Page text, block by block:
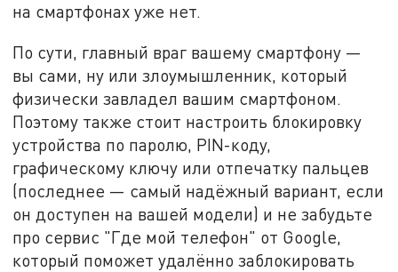
на смартфонах уже нет.
По сути, главный враг вашему смартфону —
вы сами, ну или злоумышленник, который
физически завладел вашим смартфоном.
Поэтому также стоит настроить блокировку
устройства по паролю, PIN-коду,
графическому ключу или отпечатку пальцев
(последнее — самый надёжный вариант, если
он доступен на вашей модели) и не забудьте
про сервис "Где мой телефон" от Google,
который поможет удалённо заблокировать